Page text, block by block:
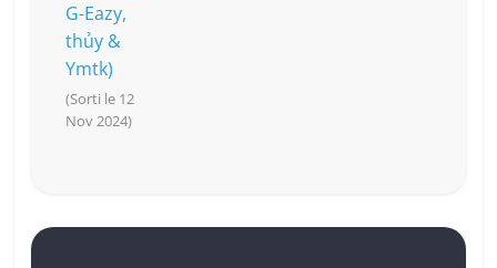
G-Eazy,
thủy &
Ymtk)
(Sorti le 12
Nov 2024)